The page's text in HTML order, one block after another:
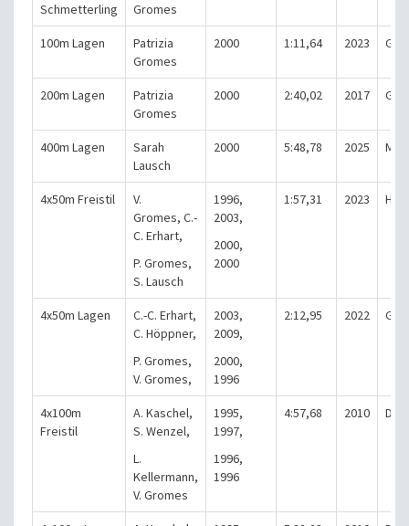
Schmetterling
Gromes
100m Lagen
Patrizia
Gromes
2000 1:11,64 2023
200m Lagen
Patrizia
Gromes
2000 2:40,02 2017
400m Lagen
Sarah
Lausch
2000 5:48,78 2025
4x50m Freistil
V.
Gromes, C.-
C. Erhart,
P. Gromes,
S. Lausch
1996,
2003,
2000,
2000
1:57,31 2023
4x50m Lagen
C.-C. Erhart,
C. Höppner,
P. Gromes,
V. Gromes,
2003,
2009,
2000,
1996
2:12,95 2022
4x100m
Freistil
A. Kaschel,
S. Wenzel,
L.
Kellermann,
V. Gromes
1995,
1997,
1996,
1996
4:57,68 2010